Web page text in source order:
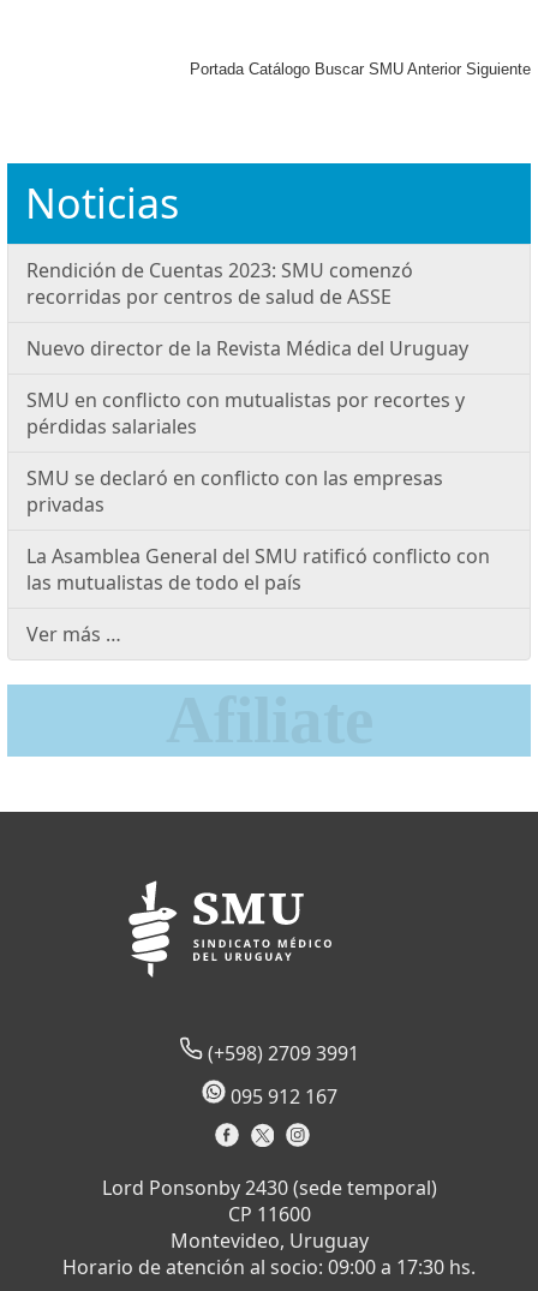
Portada Catálogo Buscar SMU Anterior Siguiente
Noticias
Rendición de Cuentas 2023: SMU comenzó
recorridas por centros de salud de ASSE
Nuevo director de la Revista Médica del Uruguay
SMU en conflicto con mutualistas por recortes y
pérdidas salariales
SMU se declaró en conflicto con las empresas
privadas
La Asamblea General del SMU ratificó conflicto con
las mutualistas de todo el país
Ver más …
(+598) 2709 3991
095 912 167
Lord Ponsonby 2430 (sede temporal)
CP 11600
Montevideo, Uruguay
Horario de atención al socio: 09:00 a 17:30 hs.